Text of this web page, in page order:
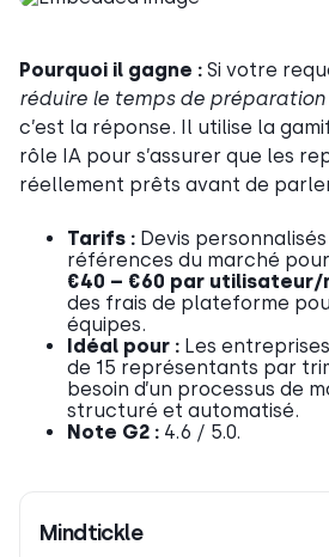
Pourquoi il gagne : Si votre
réduire le temps de
c’est la réponse. Il utilise la
rôle IA pour s’assurer que les
réellement prêts avant de
Tarifs : Devis
références du marché
€40 – €60 par utilisateur/
des frais de plateforme
équipes.
Idéal pour : Les
de 15 représentants par
besoin d’un processus de
structuré et automatisé.
Note G2 : 4.6 / 5.0.
Mindtickle